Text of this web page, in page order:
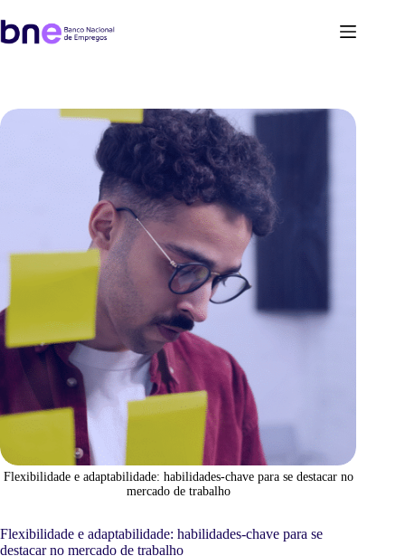
Flexibilidade e adaptabilidade: habilidades-chave para se destacar no
mercado de trabalho
Flexibilidade e adaptabilidade: habilidades-chave para se
destacar no mercado de trabalho